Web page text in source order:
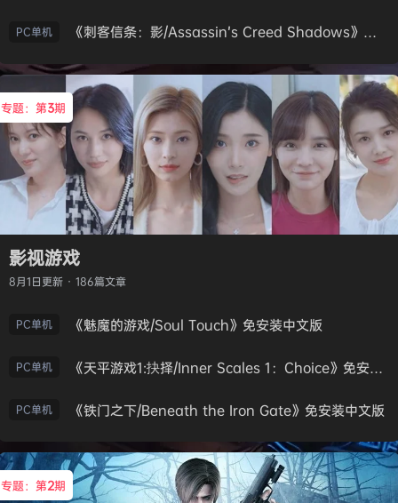
PC单机 《刺客信条：影/Assassin’s Creed Shadows》免安装版，非虚拟机
专题：第3期
影视游戏
8月1日更新 · 186篇文章
PC单机 《魅魔的游戏/Soul Touch》免安装中文版
PC单机 《天平游戏1:抉择/Inner Scales 1：Choice》免安装中文版
PC单机 《铁门之下/Beneath the Iron Gate》免安装中文版
专题：第2期